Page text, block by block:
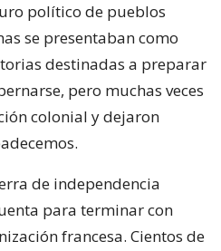
político de pueblos
se presentaban como
destinadas a preparar
pero muchas veces
colonial y dejaron
de independencia
para terminar con
francesa. Cientos de